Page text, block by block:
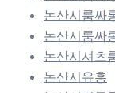
논산시룸싸
논산시룸싸
논산시셔츠
논산시유흥